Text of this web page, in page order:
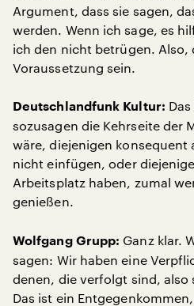
Argument, dass sie sagen,
werden. Wenn ich sage, es
ich den nicht betrügen. Also,
Voraussetzung sein.
Deutschlandfunk Kultur:
sozusagen die Kehrseite der
wäre, diejenigen konsequent
nicht einfügen, oder
Arbeitsplatz haben, zumal
genießen.
Wolfgang Grupp: Ganz klar.
sagen: Wir haben eine
denen, die verfolgt sind, also
Das ist ein